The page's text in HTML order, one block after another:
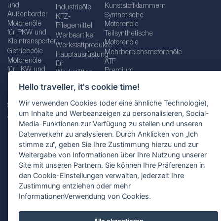
Hello traveller, it's cookie time!
Wir verwenden Cookies (oder eine ähnliche Technologie),
um Inhalte und Werbeanzeigen zu personalisieren, Social-
Media-Funktionen zur Verfügung zu stellen und unseren
Datenverkehr zu analysieren. Durch Anklicken von „Ich
stimme zu“, geben Sie Ihre Zustimmung hierzu und zur
Weitergabe von Informationen über Ihre Nutzung unserer
Site mit unseren Partnern. Sie können Ihre Präferenzen in
den Cookie-Einstellungen verwalten, jederzeit Ihre
Zustimmung entziehen oder mehr
InformationenVerwendung von Cookies.
und
Außenborder
Motorenöle
für PKW und
Kleintransporter
Getriebeöle
Motorenöle
für LKW und
Betriebs-
Serviceflüssigkeiten
Additive
Fette
Industrieöle
KFZ-
Pflegemittel
Werbeartikel
Werkstattprodukte
Hauptausrüstung
für
Werkstätten
Schraubenschlüssel
und
Schraubenschlüsselsätze
Zusätzliche
Werkzeuge
für
Werkstätten
Kunststoffklammern
Synthetische
Motorenöle
Teilsynthetische
Motorenöle
Mehrbereichsmotorenöle
ATF
Premium
Öle für
Getriebeöle
Impressum AGB
Datenschutzbestimmungen Standortauswahl